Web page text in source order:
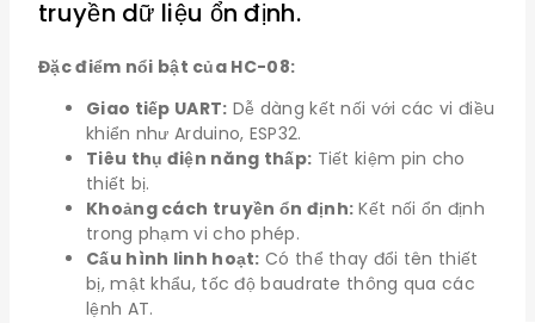
truyền dữ liệu ổn định.
Đặc điểm nổi bật của HC-08:
Giao tiếp UART: Dễ dàng kết nối với các vi điều
khiển như Arduino, ESP32.
Tiêu thụ điện năng thấp: Tiết kiệm pin cho
thiết bị.
Khoảng cách truyền ổn định: Kết nối ổn định
trong phạm vi cho phép.
Cấu hình linh hoạt: Có thể thay đổi tên thiết
bị, mật khẩu, tốc độ baudrate thông qua các
lệnh AT.